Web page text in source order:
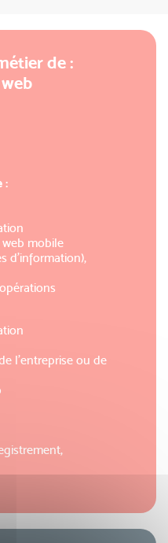
de :
:
mobile
d’information),
l’entreprise ou de